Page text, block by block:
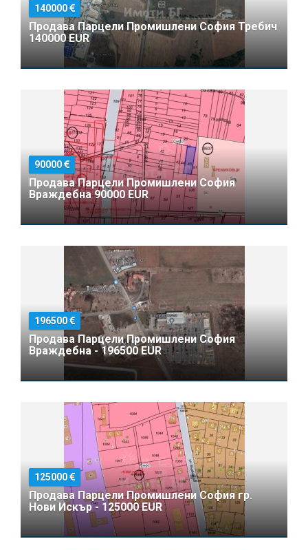
140000
Продава Парцели Промишлени София Требич
140000 EUR
90000
Продава Парцели Промишлени София
Враждебна 90000 EUR
196500
Продава Парцели Промишлени София
Враждебна - 196500 EUR
125000
Продава Парцели Промишлени София гр.
Нови Искър - 125000 EUR